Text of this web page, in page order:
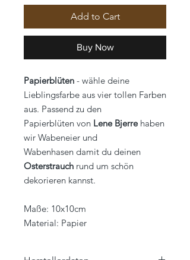
Add to Cart
Buy Now
Papierblüten - wähle deine
Lieblingsfarbe aus vier tollen Farben
aus. Passend zu den
Papierblüten von Lene Bjerrehaben
wir Wabeneier und
Wabenhasen damit du deinen
Osterstrauch rund um schön
dekorieren kannst.
Maße: 10x10cm
Material: Papier